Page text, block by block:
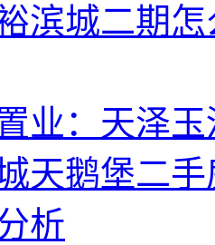
滨城二期
业：天泽
天鹅堡二
析